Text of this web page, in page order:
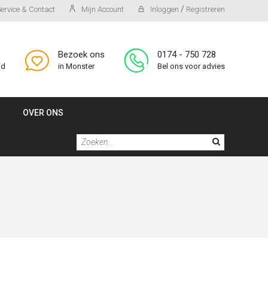
& Contact Mijn Account Inloggen / Registreren
Bezoek ons
in Monster
0174 - 750 728
Bel ons voor advies
OVER ONS